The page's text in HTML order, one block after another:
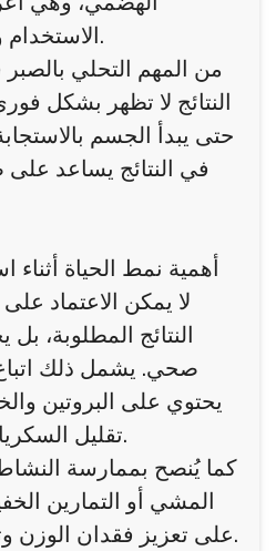
الاستخدام وتقل مع مرور الوقت.
من المهم التحلي
النتائج لا تظهر بشكل
حتى يبدأ الجسم
في النتائج يساعد
أهمية نمط الحياة
لا يمكن الاعتماد
النتائج المطلوبة،
صحي. يشمل ذلك
يحتوي على البروتين
تقليل السكريات والدهون المشبعة.
كما يُنصح بممارسة النشاط
المشي أو التمارين
على تعزيز فقدان الوزن وتحسين الصحة العامة.